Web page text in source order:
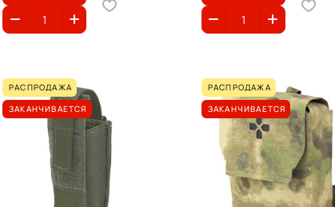
РАСПРОДАЖА
ЗАКАНЧИВАЕТСЯ
РАСПРОДАЖА
ЗАКАНЧИВАЕТСЯ